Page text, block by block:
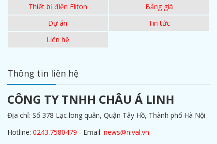
Thiết bị điện Eliton
Bảng giá
Dự án
Tin tức
Liên hệ
Thông tin liên hệ
CÔNG TY TNHH CHÂU Á LINH
Địa chỉ: Số 378 Lạc long quân, Quận Tây Hồ, Thành phố Hà Nội
Hotline: 0243.7580479 - Email: news@nival.vn